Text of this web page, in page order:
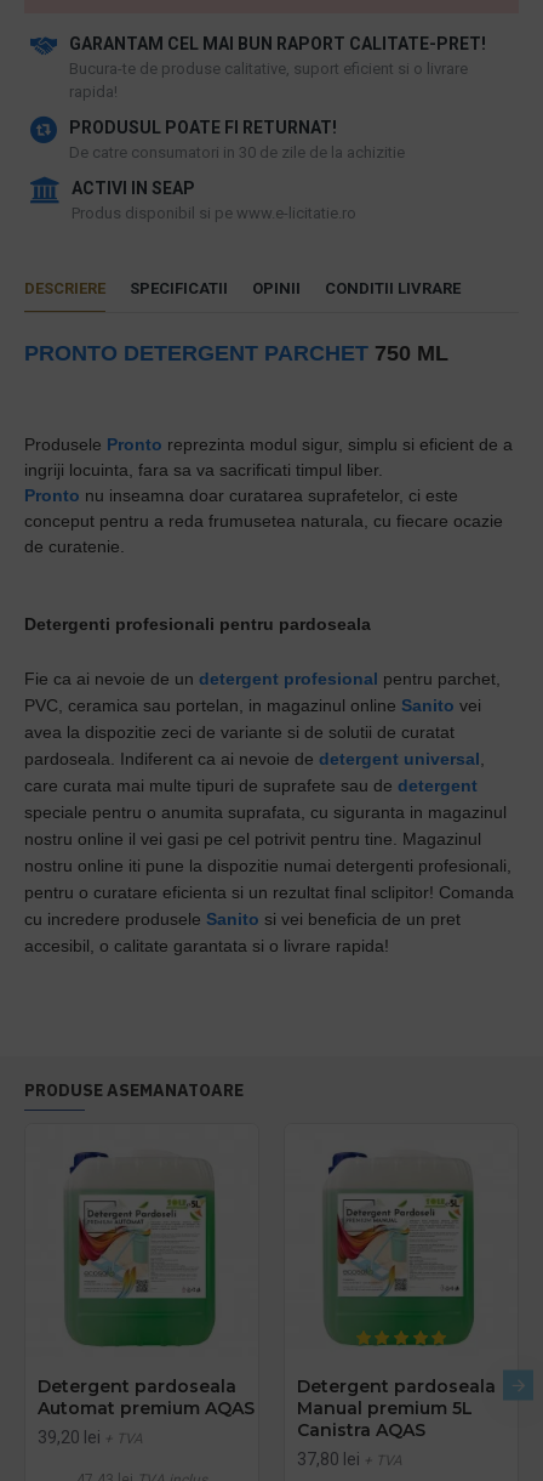
GARANTAM CEL MAI BUN RAPORT CALITATE-PRET!
​Bucura-te de produse calitative, suport eficient si o livrare
rapida!
PRODUSUL POATE FI RETURNAT!
De catre consumatori in 30 de zile de la achizitie
ACTIVI IN SEAP
Produs disponibil si pe www.e-licitatie.ro
DESCRIERE SPECIFICATII OPINII CONDITII LIVRARE
PRONTO DETERGENT PARCHET 750 ML
Produsele Pronto reprezinta modul sigur, simplu si eficient de a
ingriji locuinta, fara sa va sacrificati timpul liber.
Pronto nu inseamna doar curatarea suprafetelor, ci este
conceput pentru a reda frumusetea naturala, cu fiecare ocazie
de curatenie.
Detergenti profesionali pentru pardoseala
Fie ca ai nevoie de un detergent profesional pentru parchet,
PVC, ceramica sau portelan, in magazinul online Sanito vei
avea la dispozitie zeci de variante si de solutii de curatat
pardoseala. Indiferent ca ai nevoie de detergent universal
care curata mai multe tipuri de suprafete sau de detergent
speciale pentru o anumita suprafata, cu siguranta in magazinul
nostru online il vei gasi pe cel potrivit pentru tine. Magazinul
nostru online iti pune la dispozitie numai detergenti profesionali,
pentru o curatare eficienta si un rezultat final sclipitor! Comanda
cu incredere produsele Sanito si vei beneficia de un pret
accesibil, o calitate garantata si o livrare rapida!
PRODUSE ASEMANATOARE
Detergent pardoseala
Automat premium AQAS
39,20 lei + TVA
Detergent pardoseala
Manual premium 5L
Canistra AQAS
37,80 lei + TVA